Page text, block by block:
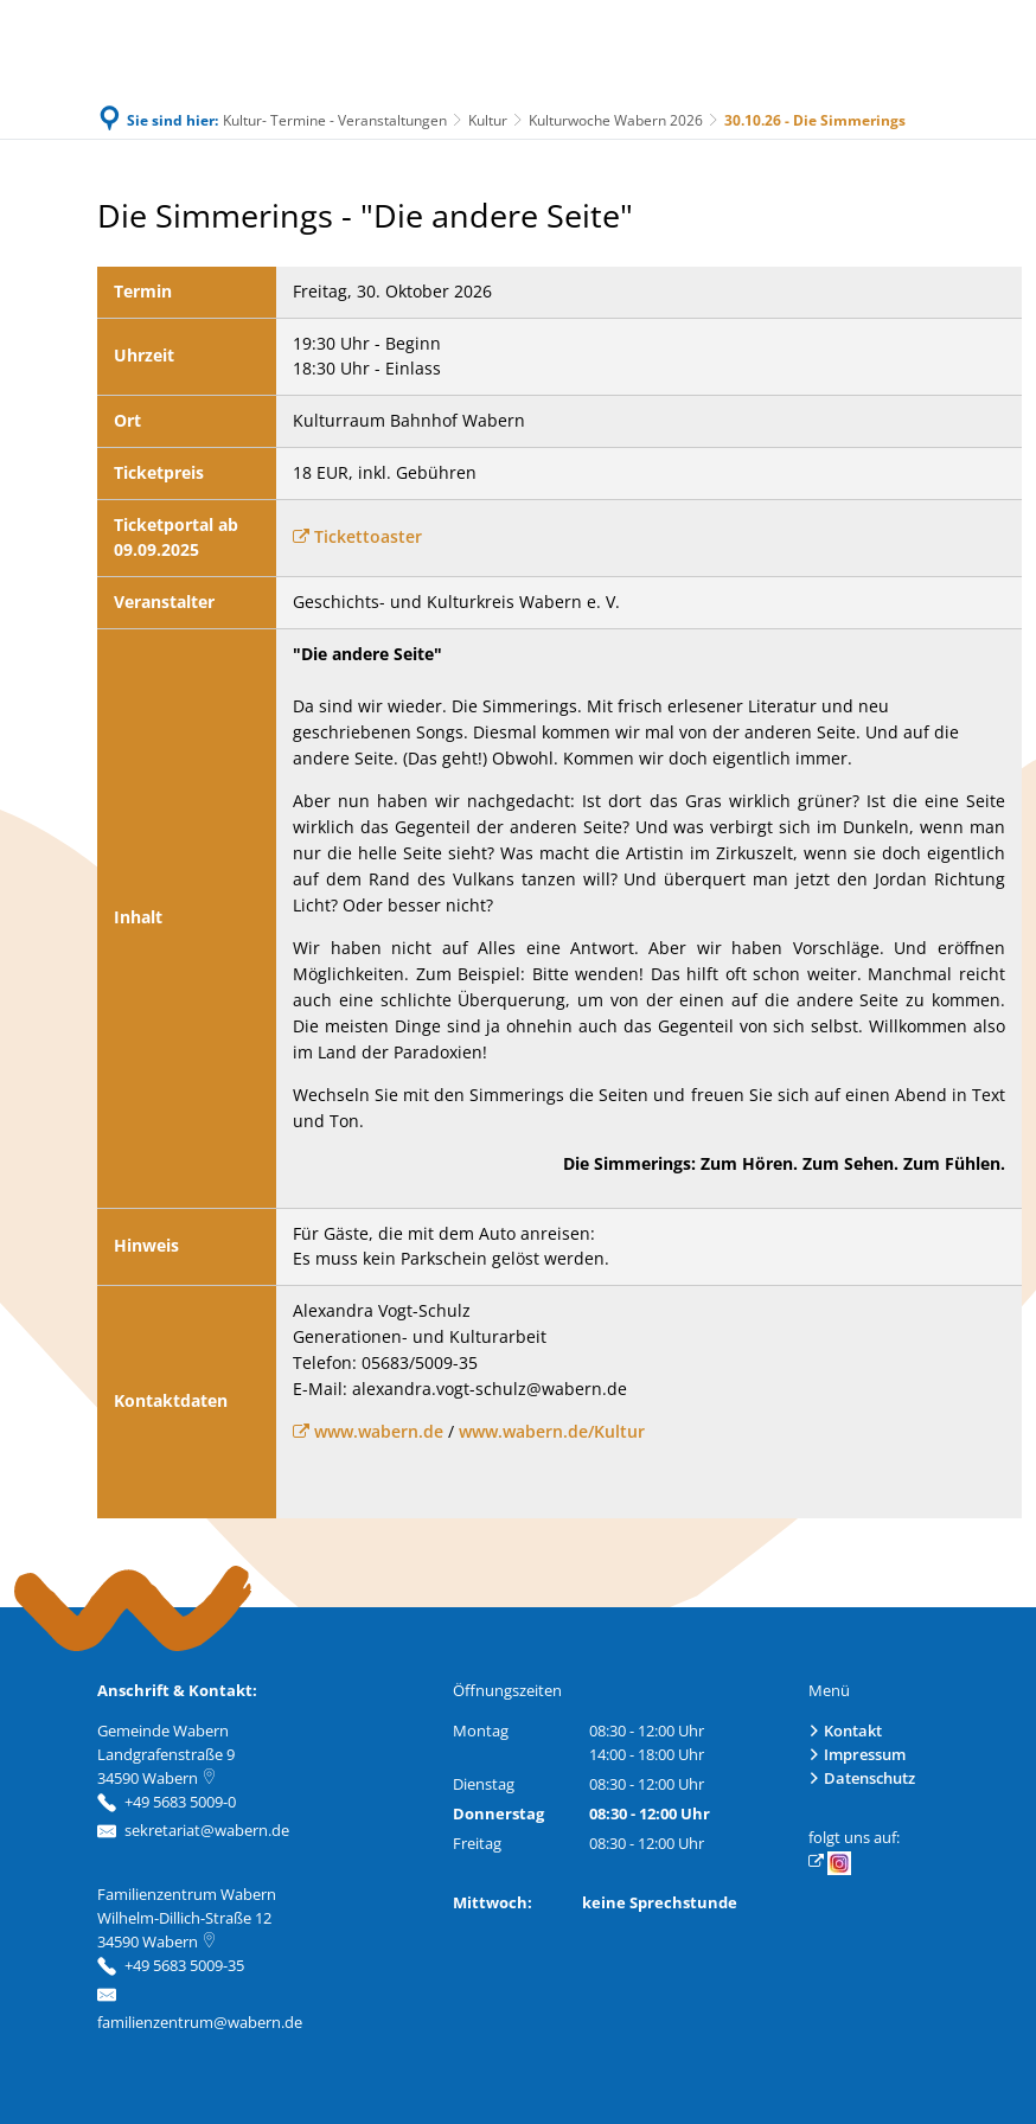
Familie & Leben Bürgerservice & Rathaus Freizeit & Tourismus Wirtschaft & Handel
Sie sind hier: Kultur- Termine - Veranstaltungen Kultur Kulturwoche Wabern 2026 30.10.26 - Die Simmerings
30.10.26
Simmerings
Die Simmerings - "Die andere Seite"
Termin Freitag, 30. Oktober 2026
Uhrzeit
19:30 Uhr - Beginn
18:30 Uhr - Einlass
Ort Kulturraum Bahnhof Wabern
Ticketpreis 18 EUR, inkl. Gebühren
Ticketportal ab
09.09.2025
Tickettoaster
Veranstalter Geschichts- und Kulturkreis Wabern e. V.
Inhalt
"Die andere Seite"
Da sind wir wieder. Die Simmerings. Mit frisch erlesener Literatur und neu
geschriebenen Songs. Diesmal kommen wir mal von der anderen Seite. Und auf die
andere Seite. (Das geht!) Obwohl. Kommen wir doch eigentlich immer.
Aber nun haben wir nachgedacht: Ist dort das Gras wirklich grüner? Ist die eine Seite
wirklich das Gegenteil der anderen Seite? Und was verbirgt sich im Dunkeln, wenn man
nur die helle Seite sieht? Was macht die Artistin im Zirkuszelt, wenn sie doch eigentlich
auf dem Rand des Vulkans tanzen will? Und überquert man jetzt den Jordan Richtung
Licht? Oder besser nicht?
Wir haben nicht auf Alles eine Antwort. Aber wir haben Vorschläge. Und eröffnen
Möglichkeiten. Zum Beispiel: Bitte wenden! Das hilft oft schon weiter. Manchmal reicht
auch eine schlichte Überquerung, um von der einen auf die andere Seite zu kommen.
Die meisten Dinge sind ja ohnehin auch das Gegenteil von sich selbst. Willkommen also
im Land der Paradoxien!
Wechseln Sie mit den Simmerings die Seiten und freuen Sie sich auf einen Abend in Text
und Ton.
Die Simmerings: Zum Hören. Zum Sehen. Zum Fühlen.
Hinweis
Für Gäste, die mit dem Auto anreisen:
Es muss kein Parkschein gelöst werden.
Kontaktdaten
Alexandra Vogt-Schulz
Generationen- und Kulturarbeit
Telefon: 05683/5009-35
E-Mail: alexandra.vogt-schulz@wabern.de
www.wabern.de/www.wabern.de/Kultur
Anschrift & Kontakt:
Gemeinde Wabern
Landgrafenstraße 9
34590Wabern
+49 5683 5009-0
sekretariat@wabern.de
Familienzentrum Wabern
Familienzentrum Wabern
Wilhelm-Dillich-Straße 12
34590Wabern
+49 5683 5009-35
familienzentrum@wabern.de
Öffnungszeiten
Montag
08:30- 12:00 Uhr
Von 08:30 bis 12:00 Uhr
14:00- 18:00 Uhr
Von 14:00 bis 18:00 Uhr
Dienstag 08:30- 12:00 Uhr
Von 08:30 bis 12:00 Uhr
Donnerstag 08:30- 12:00 Uhr
Von 08:30 bis 12:00 Uhr
Freitag 08:30- 12:00 Uhr
Mittwoch: keine Sprechstunde
Menü
Kontakt
Impressum
Datenschutz
folgt uns auf: